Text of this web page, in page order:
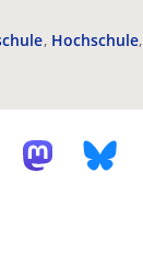
Hochschule